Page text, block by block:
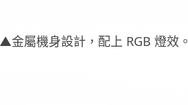
▲金屬機身設計，配上 RGB 燈效。